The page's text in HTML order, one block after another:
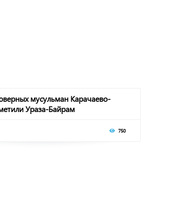
мусульман Карачаево-
Ураза-Байрам
750